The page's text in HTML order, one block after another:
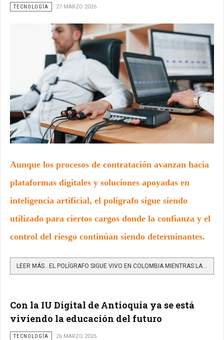
TECNOLOGÍA 27 MARZO 2026
Aunque los procesos de contratación avanzan hacia
plataformas digitales y soluciones apoyadas en
inteligencia artificial, el polígrafo sigue siendo
utilizado para ciertos cargos donde la confianza y el
control del riesgo continúan siendo determinantes.
LEER MÁS…EL POLÍGRAFO SIGUE VIVO EN COLOMBIA MIENTRAS LA IA TRANSFORMA LA SELECCIÓN DE PERSONAL
Con la IU Digital de Antioquia ya se está
viviendo la educación del futuro
TECNOLOGÍA 26 MARZO 2026